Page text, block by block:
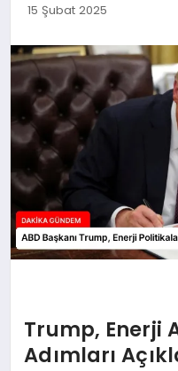
SIYASET
SAĞLIK
DÜNYA
EĞITIM
15 Şubat 2025
Trump, Enerji
Adımları